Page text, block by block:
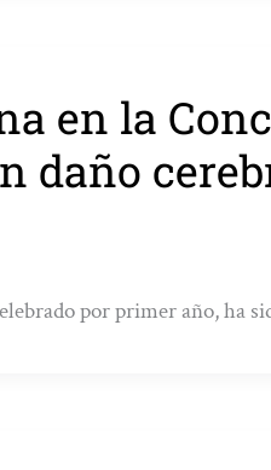
en la
daño
por primer año, ha